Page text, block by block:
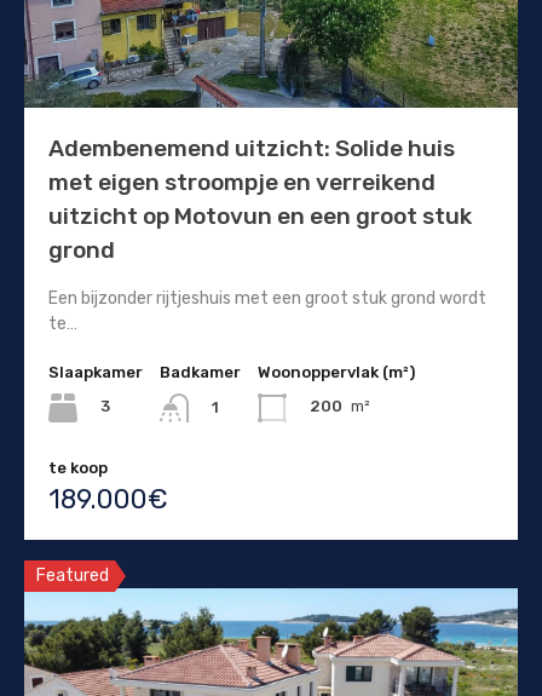
Adembenemend uitzicht: Solide huis
met eigen stroompje en verreikend
uitzicht op Motovun en een groot stuk
grond
Een bijzonder rijtjeshuis met een groot stuk grond wordt
te…
Slaapkamer
3
Badkamer
1
Woonoppervlak (m²)
200 m²
te koop
189.000€
Featured